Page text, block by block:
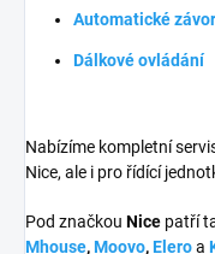
Automatické
Dálkové ovládání
Nabízíme kompletní
Nice, ale i pro řídící
Pod značkou Nice patří
Mhouse,Moovo,Eleroa